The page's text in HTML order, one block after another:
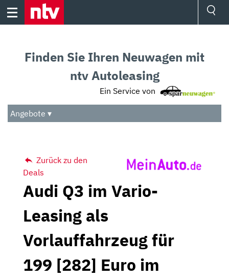
Skip
Audio
Das Beste
Finden Sie Ihren Neuwagen mit
ntv Autoleasing
Ein Service von
Angebote ▾
Zurück zu den
Deals
Audi Q3 im Vario-
Leasing als
Vorlauffahrzeug für
199 [282] Euro im